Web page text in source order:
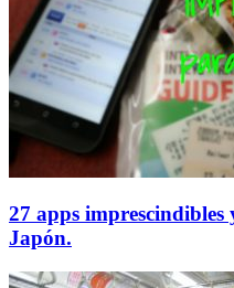
27 apps
Japón.